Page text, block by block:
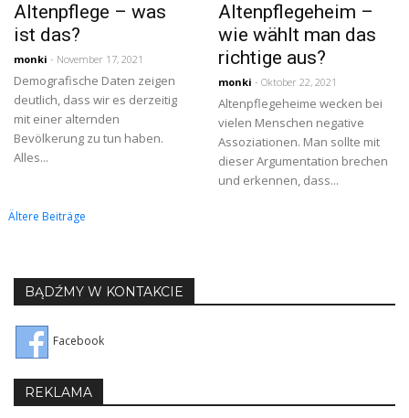
Altenpflege – was
ist das?
monki - November 17, 2021
Demografische Daten zeigen
deutlich, dass wir es derzeitig
mit einer alternden
Bevölkerung zu tun haben.
Alles...
Altenpflegeheim –
wie wählt man das
richtige aus?
monki - Oktober 22, 2021
Altenpflegeheime wecken bei
vielen Menschen negative
Assoziationen. Man sollte mit
dieser Argumentation brechen
und erkennen, dass...
Beitragsnavigation
Ältere Beiträge
BĄDŹMY W KONTAKCIE
Facebook
REKLAMA